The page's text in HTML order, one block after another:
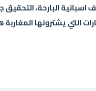
اسبانية البارحة،
التي يشترونها